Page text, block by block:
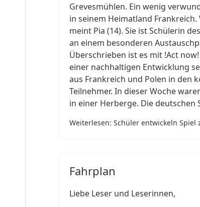
Grevesmühlen. Ein wenig
in seinem Heimatland
meint Pia (14). Sie ist Schülerin
an einem besonderen
Überschrieben ist es mit !Act
einer nachhaltigen Entwicklung
aus Frankreich und Polen in den
Teilnehmer. In dieser Woche
in einer Herberge. Die deutschen
Weiterlesen: Schüler entwickeln Spiel
Fahrplan
Liebe Leser und Leserinnen,